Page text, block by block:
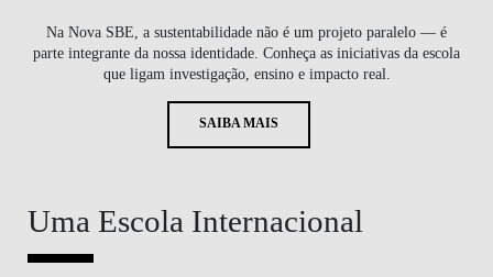
Na Nova SBE, a sustentabilidade não é um projeto paralelo — é
parte integrante da nossa identidade. Conheça as iniciativas da escola
que ligam investigação, ensino e impacto real.
SAIBA MAIS
Uma Escola Internacional